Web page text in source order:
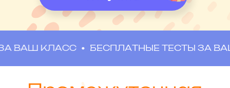
КЛАСС БЕСПЛАТНЫЕ ТЕСТЫ ЗА ВАШ
Бесплатно попробовать